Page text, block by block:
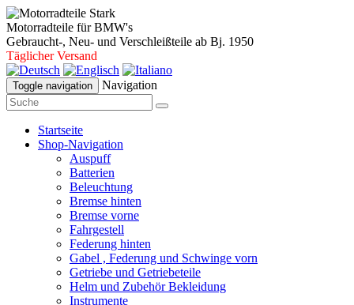
Motorradteile für BMW's
Gebraucht-, Neu- und Verschleißteile ab Bj. 1950
Täglicher Versand
Toggle navigation Navigation
Startseite
Shop-Navigation
Auspuff
Batterien
Beleuchtung
Bremse hinten
Bremse vorne
Fahrgestell
Federung hinten
Gabel , Federung und Schwinge vorn
Getriebe und Getriebeteile
Helm und Zubehör Bekleidung
Instrumente